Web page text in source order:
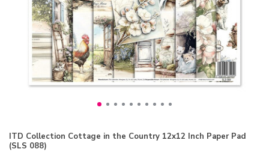
ITD Collection Cottage in the Country 12x12 Inch Paper Pad
(SLS 088)